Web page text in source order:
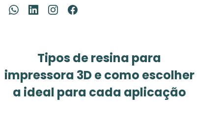
Tipos de resina para
impressora 3D e como escolher
a ideal para cada aplicação